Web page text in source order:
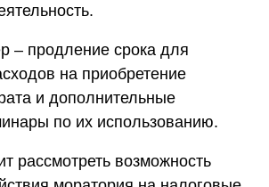
– продление срока для
на приобретение
и дополнительные
по их использованию.
рассмотреть возможность